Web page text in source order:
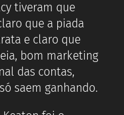
tiveram que
que a piada
e claro que
bom marketing
das contas,
saem ganhando.